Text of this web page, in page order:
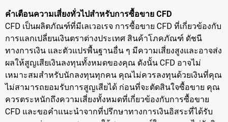
คำเตือนความเสี่ยงทั่วไปสำหรับการซื้อขาย CFD
CFD เป็นผลิตภัณฑ์ที่มีเลเวอเรจ การซื้อขาย CFD ที่เกี่ยวข้องกับ
การแลกเปลี่ยนเงินตราต่างประเทศ สินค้าโภคภัณฑ์ ดัชนี
ทางการเงิน และตัวแปรพื้นฐานอื่น ๆ มีความเสี่ยงสูงและอาจส่ง
ผลให้สูญเสียเงินลงทุนทั้งหมดของคุณ ดังนั้น CFD อาจไม่
เหมาะสมสำหรับนักลงทุนทุกคน คุณไม่ควรลงทุนด้วยเงินที่คุณ
ไม่สามารถยอมรับการสูญเสียได้ ก่อนที่จะตัดสินใจซื้อขาย คุณ
ควรตระหนักถึงความเสี่ยงทั้งหมดที่เกี่ยวข้องกับการซื้อขาย
CFD และขอคำแนะนำจากที่ปรึกษาทางการเงินอิสระที่ได้รับ